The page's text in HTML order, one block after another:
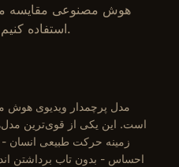
هوش مصنوعی مقایسه
Raphael AI استفاده کنیم.
زمینه حرکت طبیعی انسان
احساس - بدون تاب برداشتن